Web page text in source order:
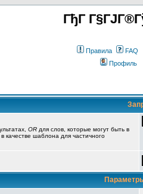
ГђГ
Правила FAQ
Профиль
OR для слов, которые могут быть в
качестве шаблона для частичного